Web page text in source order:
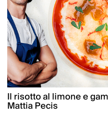
Il risotto al limone e
Mattia Pecis